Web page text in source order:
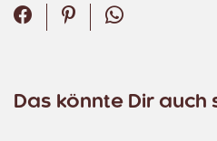
Facebook
PinterestWhatsApp
Das könnte Dir auch